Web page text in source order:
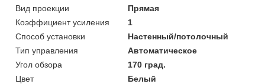
Вид проекции
Прямая
Коэффициент усиления
1
Способ установки
Настенный/потолочный
Тип управления
Автоматическое
Угол обзора
170 град.
Цвет
Белый